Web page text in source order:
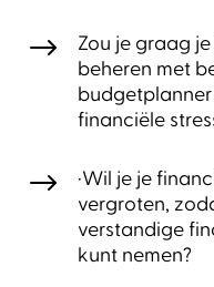
$
Zou je graag
beheren met
financiële
$
·Wil je je
vergroten,
verstandige
kunt nemen?